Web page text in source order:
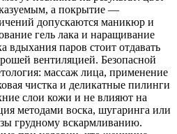
а покрытие —
допускаются маникюр и
гель лака и наращивание
вдыхания паров стоит отдавать
вентиляцией. Безопасной
массаж лица, применение
чистка и деликатные пилинги
слои кожи и не влияют на
методами воска, шугаринга или
грудному вскармливанию.